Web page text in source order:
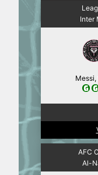
Inter
Messi,
AFC
Al-